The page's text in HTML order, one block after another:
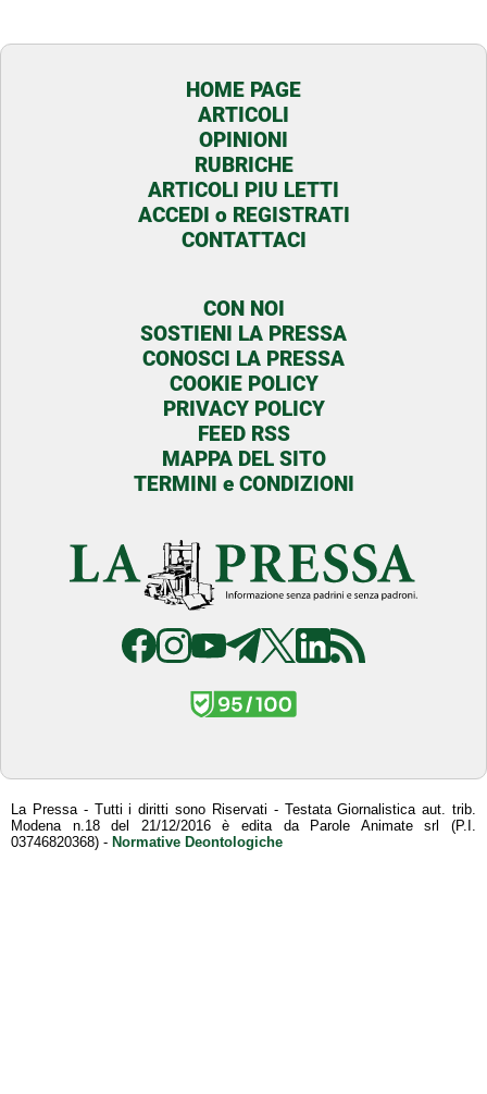
HOME PAGE
ARTICOLI
OPINIONI
RUBRICHE
ARTICOLI PIU LETTI
ACCEDI o REGISTRATI
CONTATTACI
CON NOI
SOSTIENI LA PRESSA
CONOSCI LA PRESSA
COOKIE POLICY
PRIVACY POLICY
FEED RSS
MAPPA DEL SITO
TERMINI e CONDIZIONI
La Pressa - Tutti i diritti sono Riservati - Testata Giornalistica aut. trib.
Modena n.18 del 21/12/2016 è edita da Parole Animate srl (P.I.
03746820368) - Normative Deontologiche